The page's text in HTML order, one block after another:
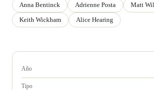
Anna Bentinck Adrienne Posta
Matt
Keith Wickham
Alice Hearing
Año
Tipo